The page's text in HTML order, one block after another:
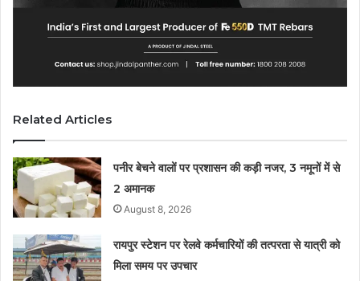
Related Articles
पनीर बेचने वालों पर प्रशासन की कड़ी नजर, 3 नमूनों में से
2 अमानक
August 8, 2026
रायपुर स्टेशन पर रेलवे कर्मचारियों की तत्परता से यात्री को
मिला समय पर उपचार